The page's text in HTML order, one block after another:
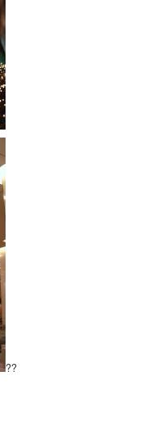
??